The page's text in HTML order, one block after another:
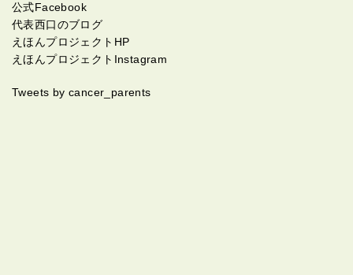
公式Facebook
代表西口のブログ
えほんプロジェクトHP
えほんプロジェクトInstagram
Tweets by cancer_parents